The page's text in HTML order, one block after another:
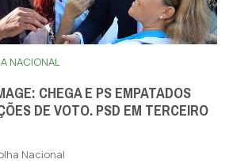
NACIONAL
CHEGA E PS EMPATADOS
DE VOTO. PSD EM TERCEIRO
Nacional